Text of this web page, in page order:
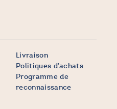
Livraison
Politiques d’achats
Programme de
reconnaissance